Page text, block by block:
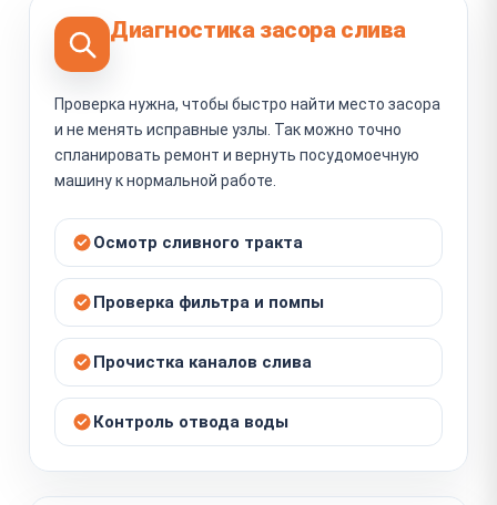
Диагностика засора слива
Проверка нужна, чтобы быстро найти место засора
и не менять исправные узлы. Так можно точно
спланировать ремонт и вернуть посудомоечную
машину к нормальной работе.
Осмотр сливного тракта
Проверка фильтра и помпы
Прочистка каналов слива
Контроль отвода воды